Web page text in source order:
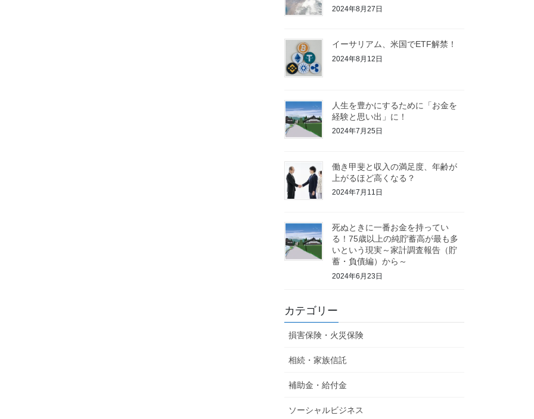
2024年8月27日
イーサリアム、米国でETF解禁！
2024年8月12日
人生を豊かにするために「お金を
経験と思い出」に！
2024年7月25日
働き甲斐と収入の満足度、年齢が
上がるほど高くなる？
2024年7月11日
死ぬときに一番お金を持ってい
る！75歳以上の純貯蓄高が最も多
いという現実～家計調査報告（貯
蓄・負債編）から～
2024年6月23日
カテゴリー
損害保険・火災保険
相続・家族信託
補助金・給付金
ソーシャルビジネス